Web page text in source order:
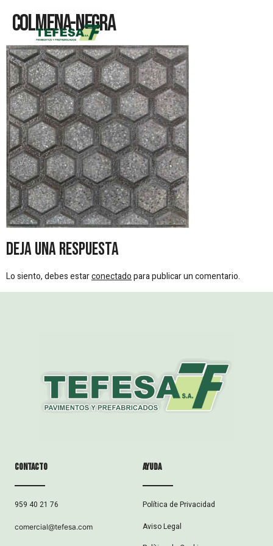
Colmena-Negra
Deja una respuesta
Lo siento, debes estarconectadopara publicar un comentario.
Contacto
959 40 21 76
comercial@tefesa.com
ayuda
Política de Privacidad
Aviso Legal